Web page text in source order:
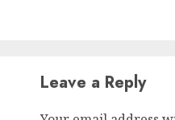
Leave a Reply